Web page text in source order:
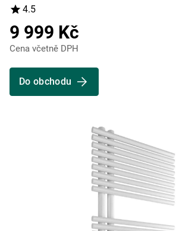
4.5
9 999 Kč
Cena včetně DPH
Do obchodu